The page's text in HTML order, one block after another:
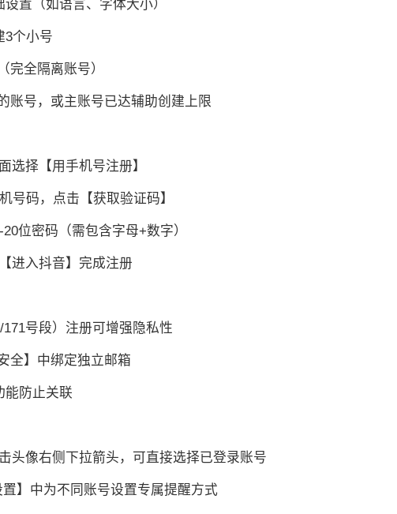
置（如语言、字体大小）
3个小号
完全隔离账号）
账号，或主账号已达辅助创建上限
选择【用手机号注册】
号码，点击【获取验证码】
位密码（需包含字母+数字）
进入抖音】完成注册
号段）注册可增强隐私性
全】中绑定独立邮箱
能防止关联
头像右侧下拉箭头，可直接选择已登录账号
】中为不同账号设置专属提醒方式